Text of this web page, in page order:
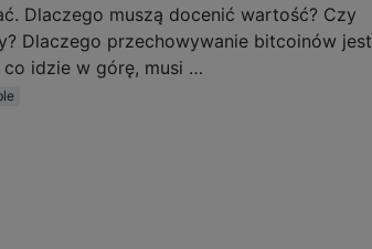
Dlaczego muszą docenić wartość? Czy
Dlaczego przechowywanie bitcoinów jest
co idzie w górę, musi …